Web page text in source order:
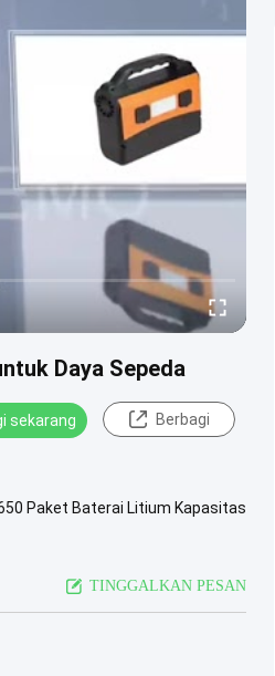
Daya Sepeda
sekarang Berbagi
Paket Baterai Litium Kapasitas
TINGGALKAN PESAN